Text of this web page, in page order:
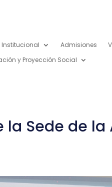
Institucional Admisiones
y Proyección Social
la Sede de